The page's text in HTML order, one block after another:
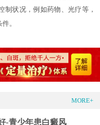
制状况，例如药物、光疗等，
。
MORE+
-青少年患白癜风